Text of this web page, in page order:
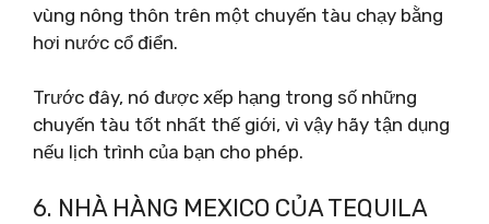
vùng nông thôn trên một chuyến tàu chạy bằng
hơi nước cổ điển.
Trước đây, nó được xếp hạng trong số những
chuyến tàu tốt nhất thế giới, vì vậy hãy tận dụng
nếu lịch trình của bạn cho phép.
6. NHÀ HÀNG MEXICO CỦA TEQUILA